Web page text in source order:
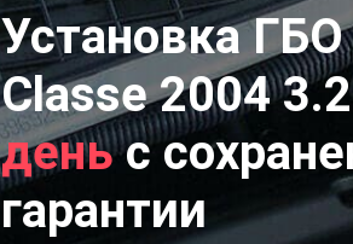
Установка
Сlasse 2004
деньс
гарантии